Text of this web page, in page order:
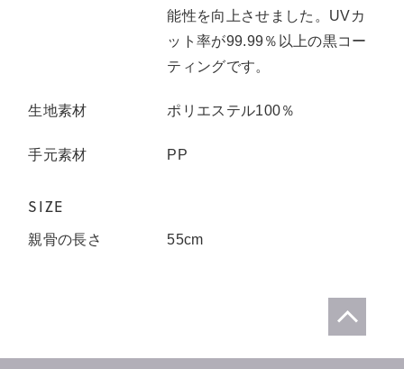
能性を向上させました。UVカ
ット率が99.99％以上の黒コー
ティングです。
生地素材 ポリエステル100％
手元素材 PP
SIZE
親骨の長さ 55cm